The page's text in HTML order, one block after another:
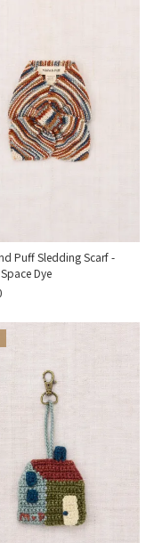
Puff Sledding Scarf -
Dye